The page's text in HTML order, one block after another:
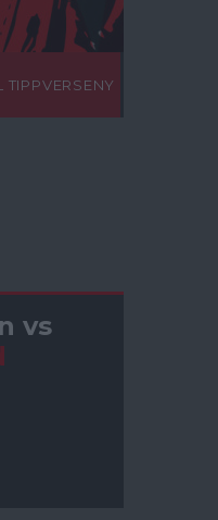
TIPPVERSENY
vs